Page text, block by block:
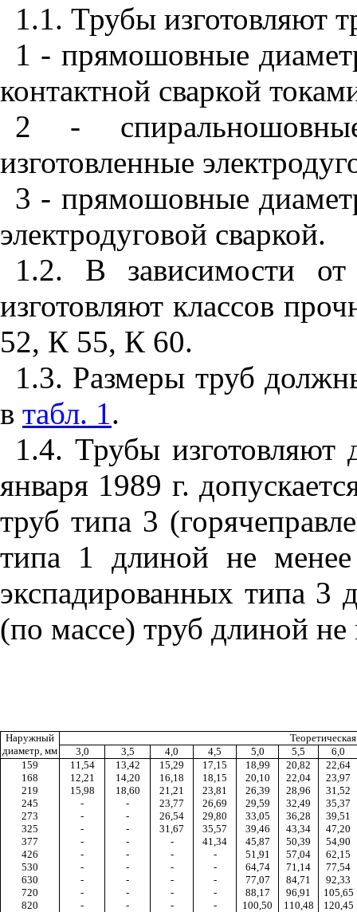
1.1. Трубы изготовляют
1 - прямошовные
контактной сваркой
2 -
изготовленные
3 - прямошовные
электродуговой сваркой.
1.2. В зависимости от
изготовляют классов
52, К 55, К 60.
1.3. Размеры труб
в табл. 1.
1.4. Трубы
января 1989 г.
труб типа 3
типа 1 длиной не
экспадированных типа 3
(по массе) труб длиной
Наружный
диаметр, мм
3,0
3,5 4,0 4,5 5,0 5,5
6,0
159
11,54 13,42 15,29 17,15 18,99 20,82
22,64
168
12,21 14,20 16,18 18,15 20,10 22,04
23,97
219
15,98 18,60 21,21 23,81 26,39 28,96
31,52
245
- - 23,77 26,69 29,59 32,49
35,37
273
- - 26,54 29,80 33,05 36,28
39,51
325
- - 31,67 35,57 39,46 43,34
47,20
377
- - - 41,34 45,87 50,39
54,90
426
- - - - 51,91 57,04
62,15
530
- - - - 64,74 71,14
77,54
630
- - - - 77,07 84,71
92,33
720
- - - - 88,17 96,91
105,65
820
- - - - 100,50 110,48 120,45